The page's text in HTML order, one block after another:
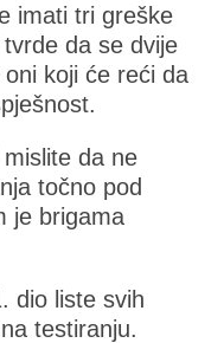
imati tri greške
da se dvije
koji će reći da
da ne
točno pod
je brigama
dio liste svih
testiranju.